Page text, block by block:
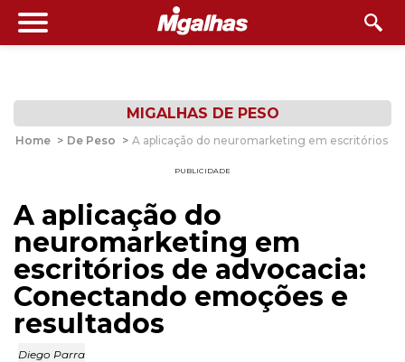
MIGALHAS DE PESO
Home > De Peso > A aplicação do neuromarketing em escritórios
PUBLICIDADE
A aplicação do
neuromarketing em
escritórios de advocacia:
Conectando emoções e
resultados
Diego Parra